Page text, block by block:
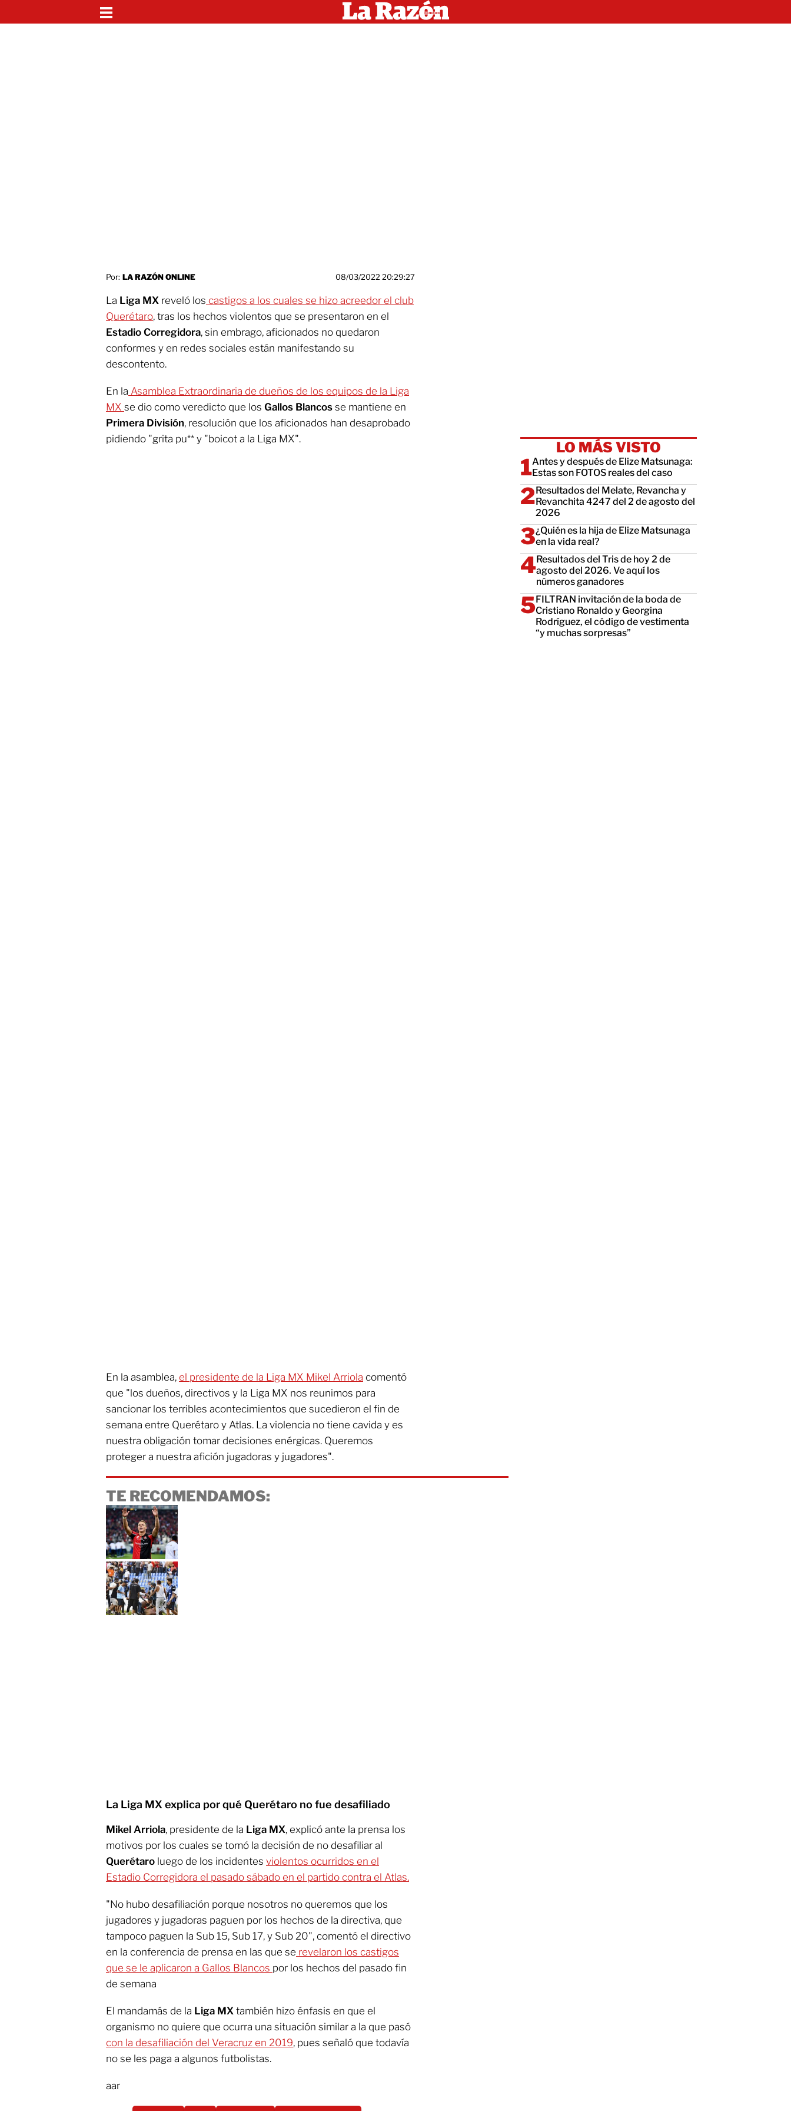
Por: LA RAZÓN ONLINE 08/03/2022 20:29:27
La Liga MX reveló los castigos a los cuales se hizo acreedor el club
Querétaro, tras los hechos violentos que se presentaron en el
Estadio Corregidora, sin embrago, aficionados no quedaron
conformes y en redes sociales están manifestando su
descontento.
En la Asamblea Extraordinaria de dueños de los equipos de la Liga
MX se dio como veredicto que los Gallos Blancos se mantiene en
Primera División, resolución que los aficionados han desaprobado
pidiendo "grita pu** y "boicot a la Liga MX".
En la asamblea, el presidente de la Liga MX Mikel Arriola comentó
que "los dueños, directivos y la Liga MX nos reunimos para
sancionar los terribles acontecimientos que sucedieron el fin de
semana entre Querétaro y Atlas. La violencia no tiene cavida y es
nuestra obligación tomar decisiones enérgicas. Queremos
proteger a nuestra afición jugadoras y jugadores".
TE RECOMENDAMOS:
La Liga MX explica por qué Querétaro no fue desafiliado
Mikel Arriola, presidente de la Liga MX, explicó ante la prensa los
motivos por los cuales se tomó la decisión de no desafiliar al
Querétaro luego de los incidentes violentos ocurridos en el
Estadio Corregidora el pasado sábado en el partido contra el Atlas.
"No hubo desafiliación porque nosotros no queremos que los
jugadores y jugadoras paguen por los hechos de la directiva, que
tampoco paguen la Sub 15, Sub 17, y Sub 20", comentó el directivo
en la conferencia de prensa en las que se revelaron los castigos
que se le aplicaron a Gallos Blancos por los hechos del pasado fin
de semana
El mandamás de la Liga MX también hizo énfasis en que el
organismo no quiere que ocurra una situación similar a la que pasó
con la desafiliación del Veracruz en 2019, pues señaló que todavía
no se les paga a algunos futbolistas.
aar
LO MÁS VISTO
Antes y después de Elize Matsunaga:
Estas son FOTOS reales del caso
Resultados del Melate, Revancha y
Revanchita 4247 del 2 de agosto del
2026
¿Quién es la hija de Elize Matsunaga
en la vida real?
Resultados del Tris de hoy 2 de
agosto del 2026. Ve aquí los
números ganadores
FILTRAN invitación de la boda de
Cristiano Ronaldo y Georgina
Rodríguez, el código de vestimenta
“y muchas sorpresas”